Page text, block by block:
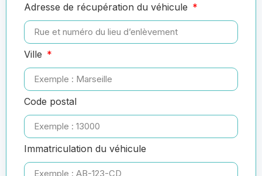
Adresse de récupération du véhicule
Ville
Code postal
Immatriculation du véhicule